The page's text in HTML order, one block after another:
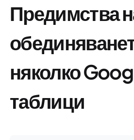
Предимства
няколко
таблици